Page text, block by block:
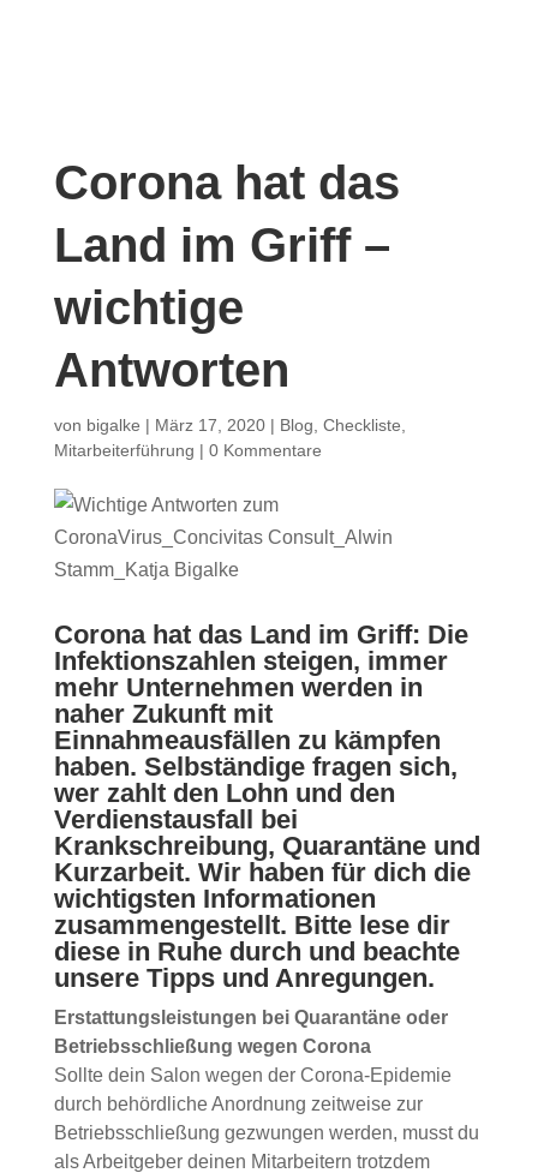
Corona hat das
Land im Griff –
wichtige
Antworten
von bigalke | März 17, 2020| Blog Checkliste
Mitarbeiterführung | 0 Kommentare
Corona hat das Land im Griff: Die
Infektionszahlen steigen, immer
mehr Unternehmen werden in
naher Zukunft mit
Einnahmeausfällen zu kämpfen
haben. Selbständige fragen sich,
wer zahlt den Lohn und den
Verdienstausfall bei
Krankschreibung, Quarantäne und
Kurzarbeit. Wir haben für dich die
wichtigsten Informationen
zusammengestellt. Bitte lese dir
diese in Ruhe durch und beachte
unsere Tipps und Anregungen.
Erstattungsleistungen bei Quarantäne oder
Betriebsschließung wegen Corona
Sollte dein Salon wegen der Corona-Epidemie
durch behördliche Anordnung zeitweise zur
Betriebsschließung gezwungen werden, musst du
als Arbeitgeber deinen Mitarbeitern trotzdem